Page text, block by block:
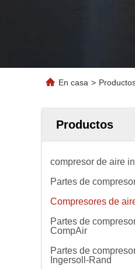
En casa >
Productos
compresor de aire
Partes de
Compresores de
Partes de
CompAir
Partes de
Ingersoll-Rand